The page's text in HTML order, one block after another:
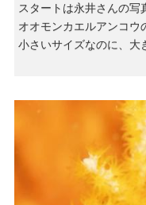
スタートは永井さんの写
オオモンカエルアンコウ
小さいサイズなのに、大